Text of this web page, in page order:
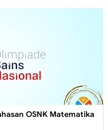
OSNK Matematika